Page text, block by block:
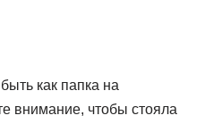
как папка на
внимание, чтобы стояла